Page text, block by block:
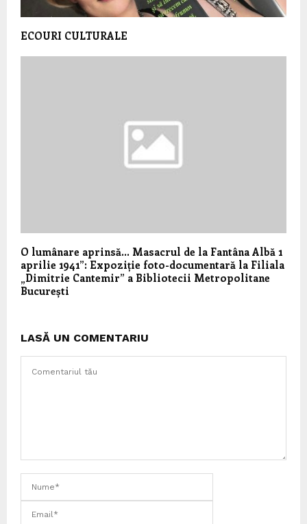
ECOURI CULTURALE
O lumânare aprinsă… Masacrul de la Fantâna Albă 1
aprilie 1941”: Expoziție foto-documentară la Filiala
„Dimitrie Cantemir” a Bibliotecii Metropolitane
București
LASĂ UN COMENTARIU